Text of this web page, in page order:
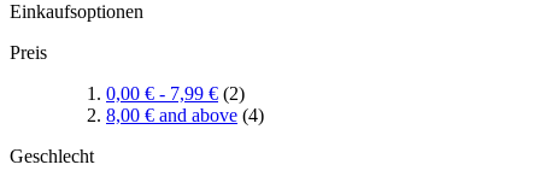
Einkaufsoptionen
Preis
0,00 € - 7,99 € (2)
8,00 € and above (4)
Geschlecht